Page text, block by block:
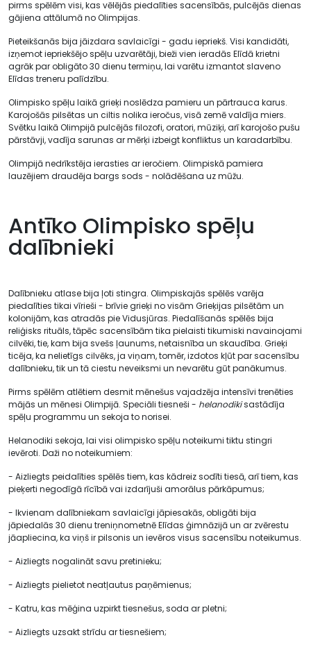
pirms spēlēm visi, kas vēlējās piedalīties sacensībās, pulcējās dienas
gājiena attālumā no Olimpijas.
Pieteikšanās bija jāizdara savlaicīgi - gadu iepriekš. Visi kandidāti,
izņemot iepriekšējo spēļu uzvarētāji, bieži vien ieradās Elīdā krietni
agrāk par obligāto 30 dienu termiņu, lai varētu izmantot slaveno
Elīdas treneru palīdzību.
Olimpisko spēļu laikā grieķi noslēdza pamieru un pārtrauca karus.
Karojošās pilsētas un ciltis nolika ieročus, visā zemē valdīja miers.
Svētku laikā Olimpijā pulcējās filozofi, oratori, mūziķi, arī karojošo pušu
pārstāvji, vadīja sarunas ar mērķi izbeigt konfliktus un karadarbību.
Olimpijā nedrīkstēja ierasties ar ieročiem. Olimpiskā pamiera
lauzējiem draudēja bargs sods - nolādēšana uz mūžu.
Antīko Olimpisko spēļu
dalībnieki
Dalībnieku atlase bija ļoti stingra. Olimpiskajās spēlēs varēja
piedalīties tikai vīrieši - brīvie grieķi no visām Grieķijas pilsētām un
kolonijām, kas atradās pie Vidusjūras. Piedalīšanās spēlēs bija
reliģisks rituāls, tāpēc sacensībām tika pielaisti tikumiski navainojami
cilvēki, tie, kam bija svešs ļaunums, netaisnība un skaudība. Grieķi
ticēja, ka nelietīgs cilvēks, ja viņam, tomēr, izdotos kļūt par sacensību
dalībnieku, tik un tā ciestu neveiksmi un nevarētu gūt panākumus.
Pirms spēlēm atlētiem desmit mēnešus vajadzēja intensīvi trenēties
mājās un mēnesi Olimpijā. Speciāli tiesneši - helanodikisastādīja
spēļu programmu un sekoja to norisei.
Helanodiki sekoja, lai visi olimpisko spēļu noteikumi tiktu stingri
ievēroti. Daži no noteikumiem:
- Aizliegts peidalīties spēlēs tiem, kas kādreiz sodīti tiesā, arī tiem, kas
pieķerti negodīgā rīcībā vai izdarījuši amorālus pārkāpumus;
- Ikvienam dalībniekam savlaicīgi jāpiesakās, obligāti bija
jāpiedalās 30 dienu treniņnometnē Elīdas ģimnāzijā un ar zvērestu
jāapliecina, ka viņš ir pilsonis un ievēros visus sacensību noteikumus.
- Aizliegts nogalināt savu pretinieku;
- Aizliegts pielietot neatļautus paņēmienus;
- Katru, kas mēģina uzpirkt tiesnešus, soda ar pletni;
- Aizliegts uzsakt strīdu ar tiesnešiem;